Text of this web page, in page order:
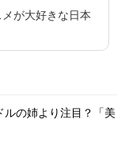
が大好きな日本
ルの姉より注目？「美